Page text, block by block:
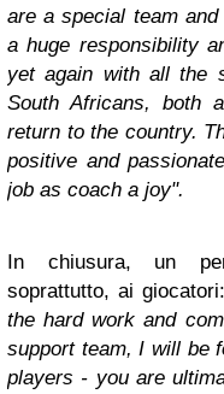
are a special team
a huge responsibility
yet again with all the
South Africans, both
return to the country.
positive and
job as coach a joy".
In chiusura, un
soprattutto, ai
the hard work and
support team, I will be
players - you are